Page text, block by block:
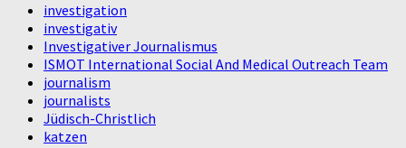
investigation
investigativ
Investigativer Journalismus
ISMOT International Social And Medical Outreach Team
journalism
journalists
Jüdisch-Christlich
katzen